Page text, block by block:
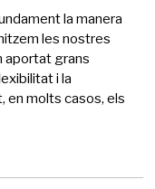
la manera
les nostres
aportat grans
i la
en molts casos, els